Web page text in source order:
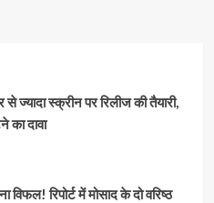
ज्यादा स्क्रीन पर रिलीज की तैयारी,
का दावा
विफल! रिपोर्ट में मोसाद के दो वरिष्ठ